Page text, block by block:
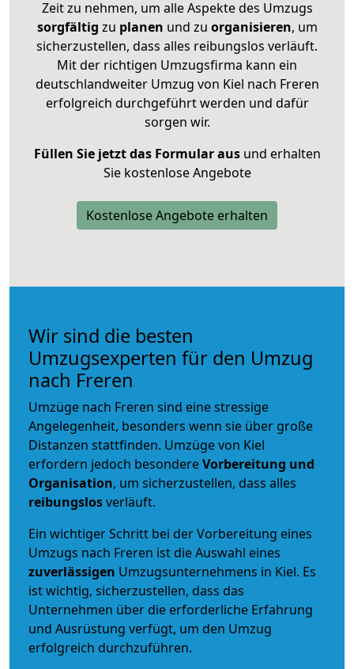
Zeit zu nehmen, um alle Aspekte des Umzugs
sorgfältig zu planen und zu organisieren, um
sicherzustellen, dass alles reibungslos verläuft.
Mit der richtigen Umzugsfirma kann ein
deutschlandweiter Umzug von Kiel nach Freren
erfolgreich durchgeführt werden und dafür
sorgen wir.
Füllen Sie jetzt das Formular ausund erhalten
Sie kostenlose Angebote
Kostenlose Angebote erhalten
Wir sind die besten
Umzugsexperten für den Umzug
nach Freren
Umzüge nach Freren sind eine stressige
Angelegenheit, besonders wenn sie über große
Distanzen stattfinden. Umzüge von Kiel
erfordern jedoch besondereVorbereitung und
Organisation, um sicherzustellen, dass alles
reibungslosverläuft.
Ein wichtiger Schritt bei der Vorbereitung eines
Umzugs nach Freren ist die Auswahl eines
zuverlässigen Umzugsunternehmens in Kiel. Es
ist wichtig, sicherzustellen, dass das
Unternehmen über die erforderliche Erfahrung
und Ausrüstung verfügt, um den Umzug
erfolgreich durchzuführen.